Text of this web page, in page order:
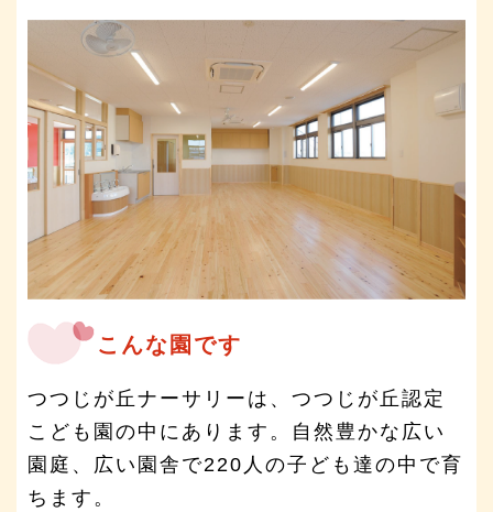
こんな園です
つつじが丘ナーサリーは、つつじが丘認定
こども園の中にあります。自然豊かな広い
園庭、広い園舎で220人の子ども達の中で育
ちます。